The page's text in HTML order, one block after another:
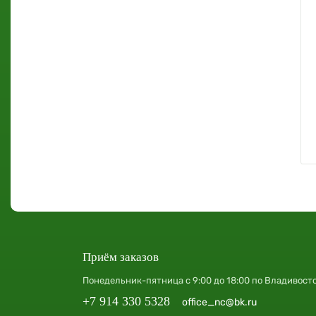
Приём заказов
Понедельник-пятница с 9:00 до 18:00 по
+7 914 330 5328 office_nc@bk.ru